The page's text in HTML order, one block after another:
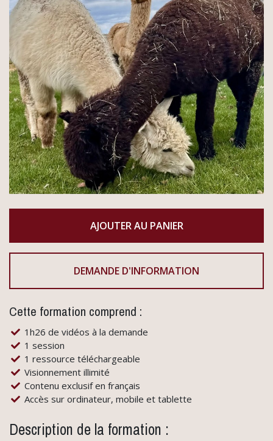
DEMANDE D'INFORMATION
Cette formation comprend :
1h26 de vidéos à la demande
1 session
1 ressource téléchargeable
Visionnement illimité
Contenu exclusif en français
Accès sur ordinateur, mobile et tablette
Description de la formation :